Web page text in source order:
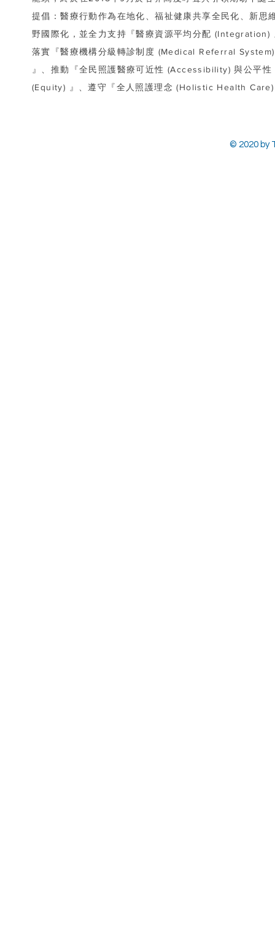
提倡：醫療行動作為在地化、福祉健康共享全民化、新思
野國際化，並全力支持『醫療資源平均分配 (Integration)
落實『醫療機構分級轉診制度 (Medical Referral System)
』、推動『全民照護醫療可近性 (Accessibility) 與公平性
(Equity) 』、遵守『全人照護理念 (Holistic Health
© 2020 by